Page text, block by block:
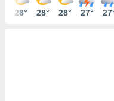
PARAMÈTRES
28° 28° 28° 27°